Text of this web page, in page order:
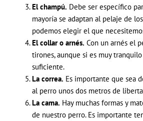
El champú. Debe ser específico
mayoría se adaptan al pelaje de
podemos elegir el que
El collar o arnés. Con un arnés el
tirones, aunque si es muy
suficiente.
La correa. Es importante que sea
al perro unos dos metros de
La cama. Hay muchas formas y
de nuestro perro. Es importante